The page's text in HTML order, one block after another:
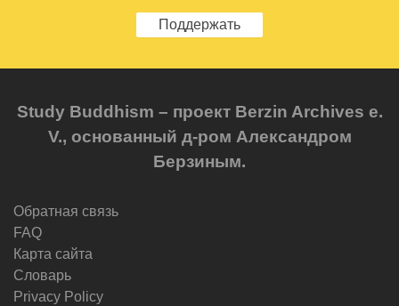
Поддержать
Study Buddhism – проект Berzin Archives e.
V., основанный д-ром Александром
Берзиным.
Обратная связь
FAQ
Карта сайта
Словарь
Privacy Policy